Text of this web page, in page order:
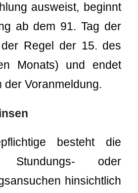
ausweist, beginnt
ab dem 91. Tag der
Regel der 15. des
Monats) und endet
der Voranmeldung.
besteht die
Stundungs- oder
hinsichtlich